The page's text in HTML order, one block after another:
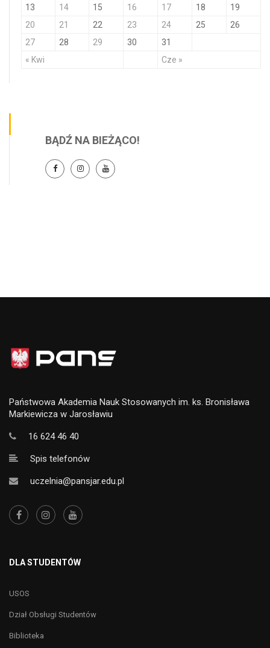
« Kwi Cze »
13 14 15 16 17 18
19
20
21 22 23 24 25
26
27
28 29 30 31
BĄDŹ NA BIEŻĄCO!
Państwowa Akademia Nauk Stosowanych im. ks. Bronisława
Markiewicza w Jarosławiu
16 624 46 40
Spis telefonów
uczelnia@pansjar.edu.pl
DLA STUDENTÓW
USOS
Dział Obsługi Studentów
Biblioteka